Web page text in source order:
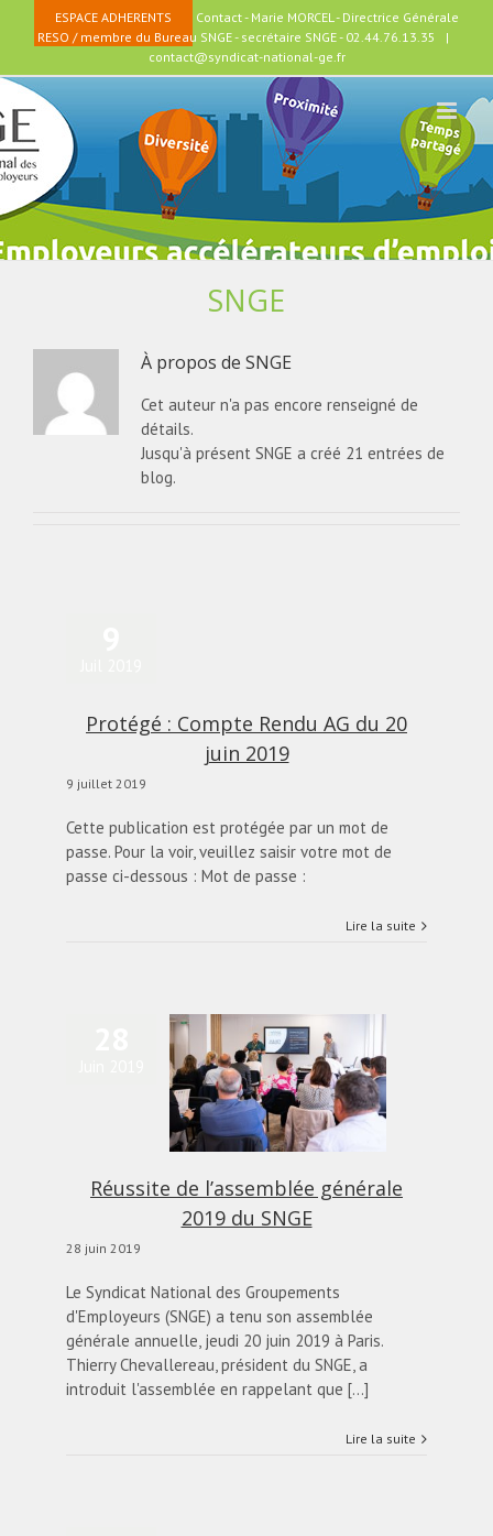
ESPACE ADHERENTS
Contact - Marie MORCEL - Directrice Générale
RESO / membre du Bureau SNGE - secrétaire SNGE - 02.44.76.13.35
|
contact@syndicat-national-ge.fr
SNGE
À propos de SNGE
Cet auteur n'a pas encore renseigné de
détails.
Jusqu'à présent SNGE a créé 21 entrées de
blog.
Protégé : Compte Rendu AG du 20
juin 2019
9 juillet 2019
Cette publication est protégée par un mot de
passe. Pour la voir, veuillez saisir votre mot de
passe ci-dessous : Mot de passe :
Lire la suite
Réussite de l’assemblée générale
2019 du SNGE
28 juin 2019
Le Syndicat National des Groupements
d'Employeurs (SNGE) a tenu son assemblée
générale annuelle, jeudi 20 juin 2019 à Paris.
Thierry Chevallereau, président du SNGE, a
introduit l'assemblée en rappelant que [...]
Lire la suite